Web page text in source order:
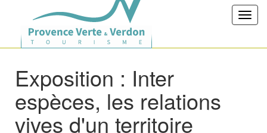
Exposition : Inter
espèces, les relations
vives d'un territoire